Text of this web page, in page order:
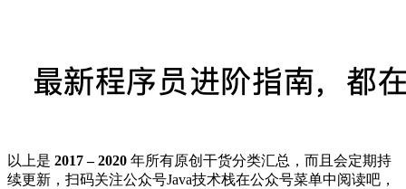
以上是 2017 – 2020 年所有原创干货分类汇总，而且会定期持
续更新，扫码关注公众号Java技术栈在公众号菜单中阅读吧，